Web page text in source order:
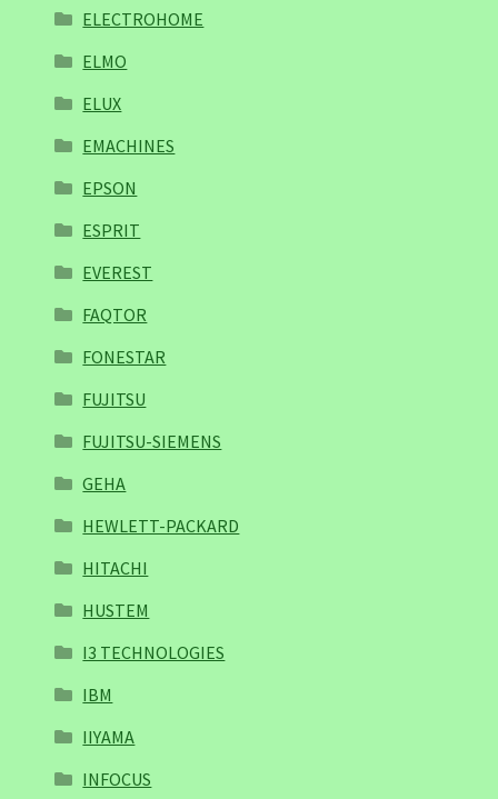
ELECTROHOME
ELMO
ELUX
EMACHINES
EPSON
ESPRIT
EVEREST
FAQTOR
FONESTAR
FUJITSU
FUJITSU-SIEMENS
GEHA
HEWLETT-PACKARD
HITACHI
HUSTEM
I3 TECHNOLOGIES
IBM
IIYAMA
INFOCUS